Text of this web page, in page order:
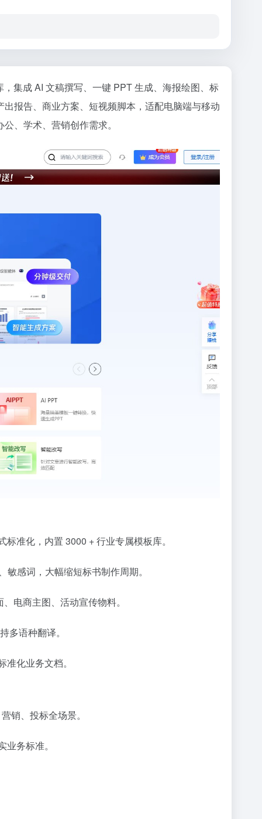
集成 AI 文稿撰写、一键 PPT 生成、海报绘图、标
报告、商业方案、短视频脚本，适配电脑端与移动
、学术、营销创作需求。
准化，内置 3000 + 行业专属模板库。
感词，大幅缩短标书制作周期。
电商主图、活动宣传物料。
多语种翻译。
化业务文档。
销、投标全场景。
务标准。